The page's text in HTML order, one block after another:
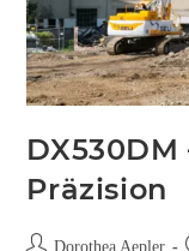
Präzision
Dorothea Aepler